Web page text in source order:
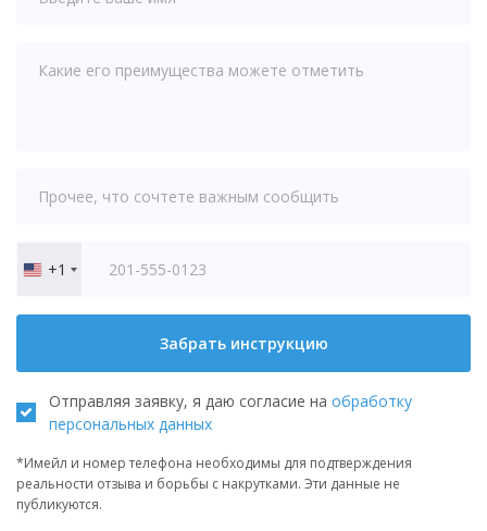
United
+1
Забрать инструкцию
Отправляя заявку, я даю согласие на обработку
персональных данных
*Имейл и номер телефона необходимы для подтверждения
реальности отзыва и борьбы с накрутками. Эти данные не
публикуются.